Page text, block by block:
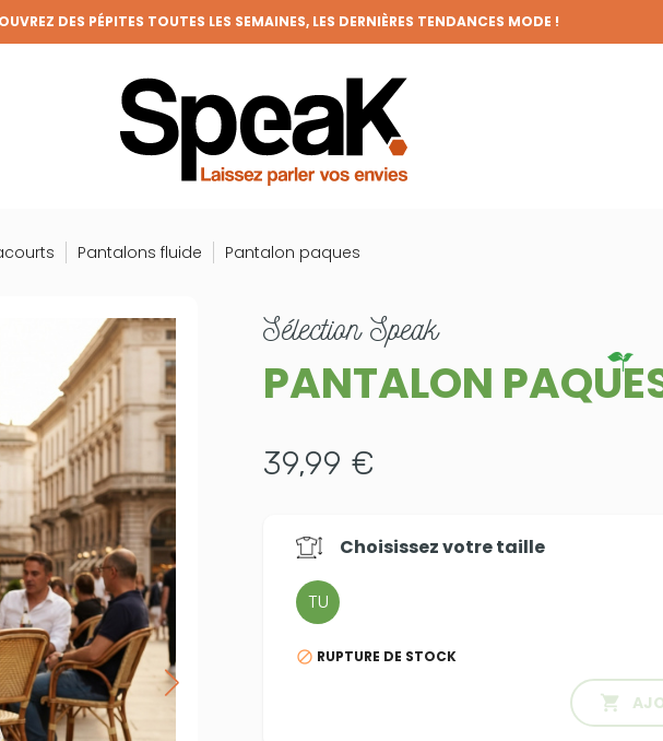
DES PÉPITES TOUTES LES SEMAINES, LES DERNIÈRES TENDANCES MODE !
FRAIS DE PORT OFFERTS DÈS 50€ D'ACHAT (HORS REMISES)
DEVENEZ MEMBRE DE LA CLIQUE ET BÉNÉFICIEZ DE NOMBREUX AVANTAGES !
GRANDE BRADERIE : TOUTES VOS ENVIES À PRIX RONDS !
Pantalons fluide Pantalon paques
sélectionSpeak
PANTALON
39,99 €
Choisissez votretaille
TU
 RUPTURE DE STOCK
